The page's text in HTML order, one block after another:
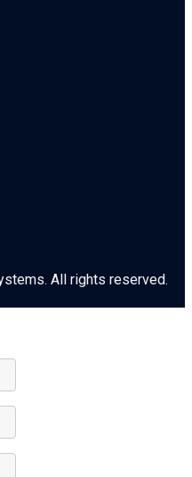
All rights reserved.